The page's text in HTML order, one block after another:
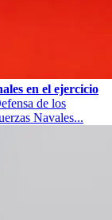
en el ejercicio
de los
Navales...